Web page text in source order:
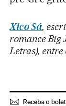
Xico Sá,
romance Big
Letras),
Receba o